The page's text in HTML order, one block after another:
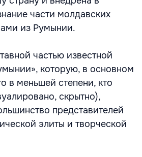
части молдавских
из Румынии.
частью известной
которую, в основном
в меньшей степени, кто
скрытно),
представителей
элиты и творческой